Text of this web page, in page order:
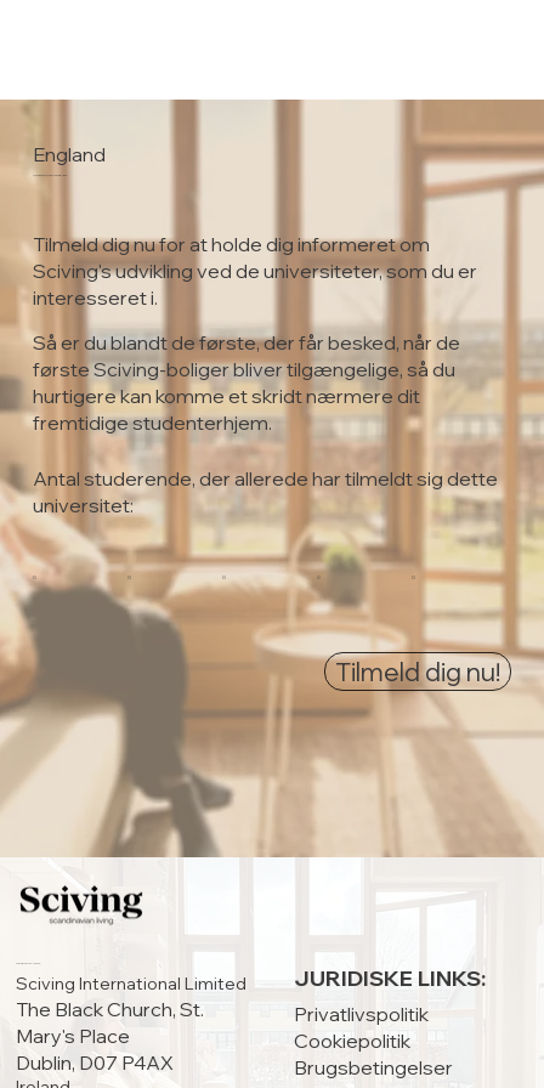
England
University of Birmingham
Tilmeld dig nu for at holde dig informeret om
Sciving's udvikling ved de universiteter, som du er
interesseret i.
Så er du blandt de første, der får besked, når de
første Sciving-boliger bliver tilgængelige, så du
hurtigere kan komme et skridt nærmere dit
fremtidige studenterhjem.
Antal studerende, der allerede har tilmeldt sig dette
universitet:
0
0
0
0
0
Tilmeld dig nu!
HOVEDKONTOR:
Sciving International Limited
The Black Church, St.
Mary's Place
Dublin, D07 P4AX
JURIDISKE LINKS:
Privatlivspolitik
Cookiepolitik
Brugsbetingelser